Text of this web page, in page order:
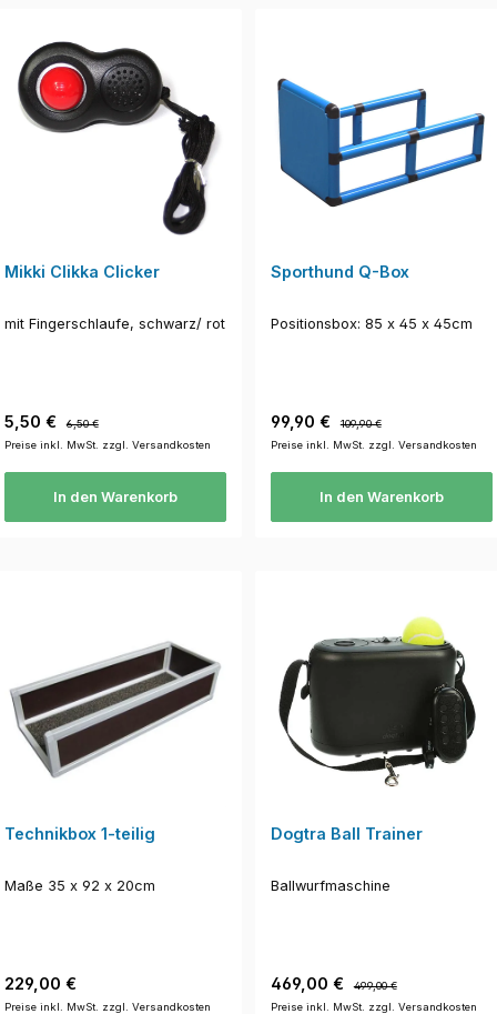
Mikki Clikka Clicker
mit Fingerschlaufe, schwarz/ rot
Verkaufspreis:
5,50 €
6,50 €
Preise inkl. MwSt. zzgl. Versandkosten
In den Warenkorb
Sporthund Q-Box
Positionsbox: 85 x 45 x 45cm
Verkaufspreis:
99,90 €
109,90 €
Preise inkl. MwSt. zzgl. Versandkosten
In den Warenkorb
Technikbox 1-teilig
Maße 35 x 92 x 20cm
Regulärer Preis:
229,00 €
Preise inkl. MwSt. zzgl. Versandkosten
Dogtra Ball Trainer
Ballwurfmaschine
Verkaufspreis:
469,00 €
499,00 €
Preise inkl. MwSt. zzgl. Versandkosten